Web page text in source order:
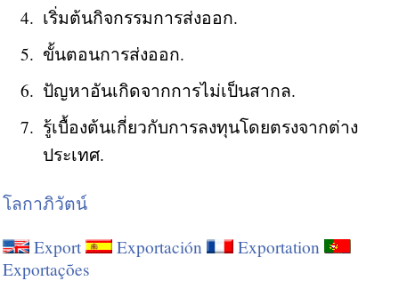
เริ่มต้นกิจกรรมการส่งออก.
ขั้นตอนการส่งออก.
ปัญหาอันเกิดจากการไม่เป็นสากล.
รู้เบื้องต้นเกี่ยวกับการลงทุนโดยตรงจากต่าง
ประเทศ.
โลกาภิวัตน์
Export
Exportación
Exportation
Exportações